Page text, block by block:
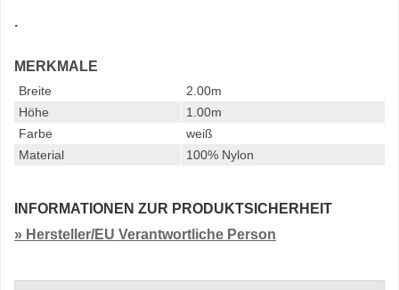
.
MERKMALE
Breite
2.00m
Höhe
1.00m
Farbe
weiß
Material
100% Nylon
INFORMATIONEN ZUR PRODUKTSICHERHEIT
» Hersteller/EU Verantwortliche Person